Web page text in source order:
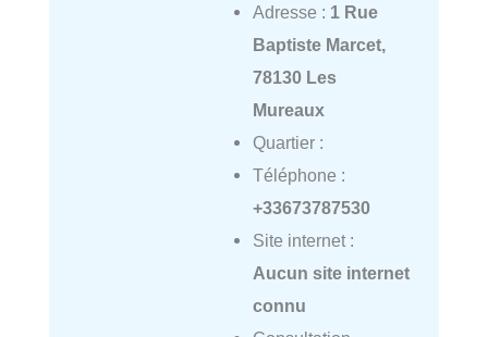
Adresse : 1 Rue
Baptiste Marcet,
78130 Les
Mureaux
Quartier :
Téléphone :
+33673787530
Site internet :
Aucun site internet
connu